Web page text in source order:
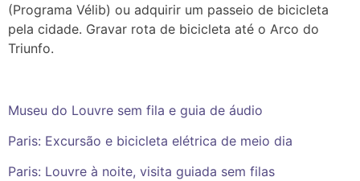
(Programa Vélib) ou adquirir um passeio de bicicleta
pela cidade. Gravar rota de bicicleta até o Arco do
Triunfo.
Museu do Louvre sem fila e guia de áudio
Paris: Excursão e bicicleta elétrica de meio dia
Paris: Louvre à noite, visita guiada sem filas